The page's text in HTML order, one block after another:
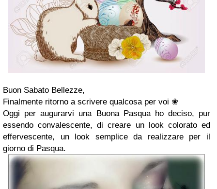
Buon Sabato Bellezze,
Finalmente ritorno a scrivere qualcosa per voi ❀
Oggi per augurarvi una Buona Pasqua ho deciso, pur
essendo convalescente, di creare un look colorato ed
effervescente, un look semplice da realizzare per il
giorno di Pasqua.